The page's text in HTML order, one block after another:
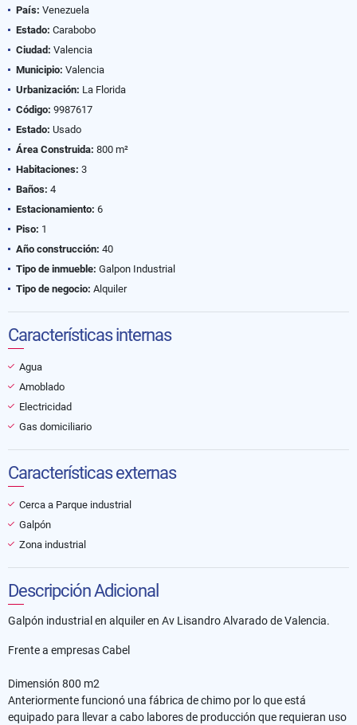
País: Venezuela
Estado: Carabobo
Ciudad: Valencia
Municipio: Valencia
Urbanización: La Florida
Código: 9987617
Estado: Usado
Área Construida: 800 m²
Habitaciones: 3
Baños: 4
Estacionamiento: 6
Piso: 1
Año construcción: 40
Tipo de inmueble: Galpon Industrial
Tipo de negocio: Alquiler
Características internas
Agua
Amoblado
Electricidad
Gas domiciliario
Características externas
Cerca a Parque industrial
Galpón
Zona industrial
Descripción Adicional
Galpón industrial en alquiler en Av Lisandro Alvarado de Valencia.
Frente a empresas Cabel
Dimensión 800 m2
Anteriormente funcionó una fábrica de chimo por lo que está
equipado para llevar a cabo labores de producción que requieran uso